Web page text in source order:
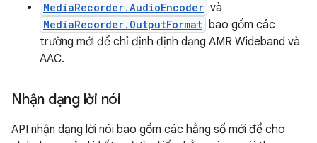
MediaRecorder.AudioEncoder và
MediaRecorder.OutputFormat bao gồm các
trường mới để chỉ định định dạng AMR Wideband và
AAC.
Nhận dạng lời nói
API nhận dạng lời nói bao gồm các hằng số mới để cho